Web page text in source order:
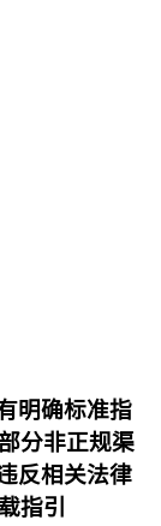
明确标准指
分非正规渠
反相关法律
指引